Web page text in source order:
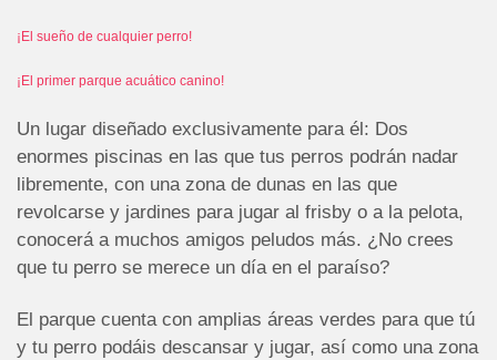
¡El sueño de cualquier perro!
¡El primer parque acuático canino!
Un lugar diseñado exclusivamente para él: Dos
enormes piscinas en las que tus perros podrán nadar
libremente, con una zona de dunas en las que
revolcarse y jardines para jugar al frisby o a la pelota,
conocerá a muchos amigos peludos más. ¿No crees
que tu perro se merece un día en el paraíso?
El parque cuenta con amplias áreas verdes para que tú
y tu perro podáis descansar y jugar, así como una zona